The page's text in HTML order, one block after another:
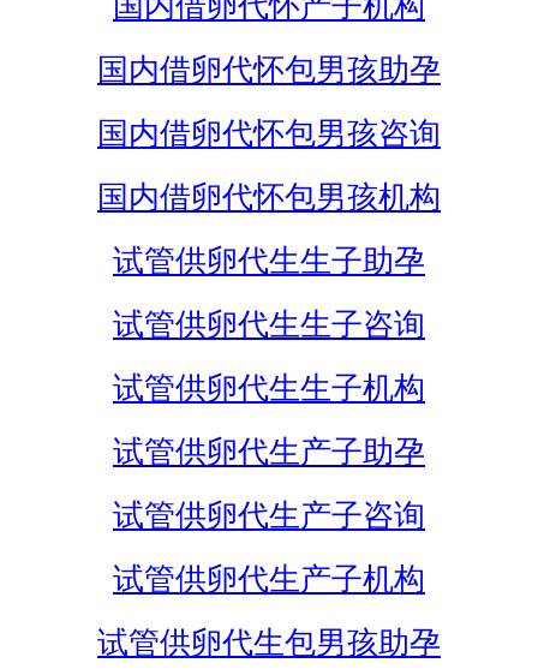
国内借卵代怀包男孩助孕
国内借卵代怀包男孩咨询
国内借卵代怀包男孩机构
试管供卵代生生子助孕
试管供卵代生生子咨询
试管供卵代生生子机构
试管供卵代生产子助孕
试管供卵代生产子咨询
试管供卵代生产子机构
试管供卵代生包男孩助孕